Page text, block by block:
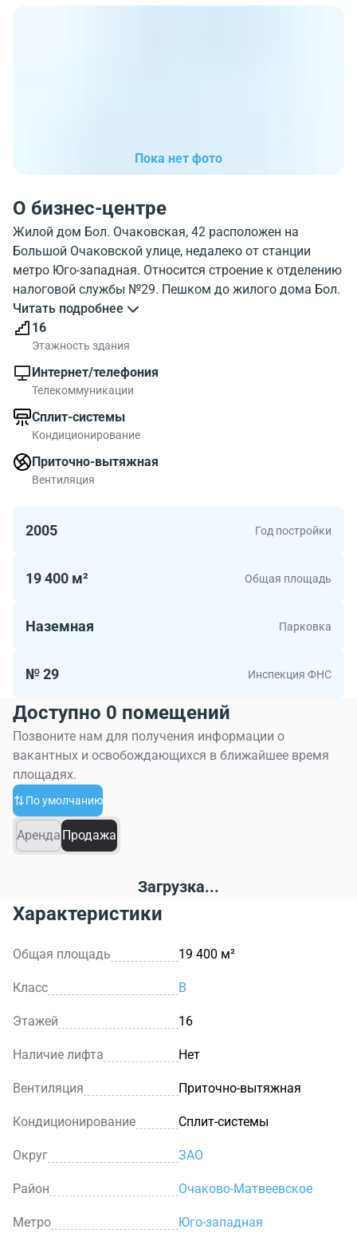
Пока нет фото
О бизнес-центре
Жилой дом Бол. Очаковская, 42 расположен на
Большой Очаковской улице, недалеко от станции
метро Юго-западная. Относится строение к отделению
налоговой службы №29. Пешком до жилого дома Бол.
Очаковская, 42 можно добраться приблизительно за
10 минут от метро. На фото, показано как выглядит
жилой дом Bol Ochakovskaja 42. С какими зданиями
расположен жилой дом Бол. Очаковская, 42 можно
посмотреть на карте. Бол. Очаковская, 42 обладает
жилой дом на карте, и учреждения района рядом.
Общая площадь 19400 м2. Свободные площади в
бизнес-центре - хороший вариант для крупной
компании.
Читать подробнее
16
Этажность здания
Интернет/телефония
Телекоммуникации
Сплит-системы
Кондиционирование
Приточно-вытяжная
Вентиляция
2005 Год постройки
19 400 м² Общая площадь
Наземная Парковка
№ 29 Инспекция ФНС
Доступно 0 помещений
Позвоните нам для получения информации о
вакантных и освобождающихся в ближайшее время
площадях.
По умолчанию
Аренда Продажа
Загрузка...
Характеристики
Общая площадь 19 400 м²
Класс B
Этажей 16
Наличие лифта Нет
Вентиляция Приточно-вытяжная
Кондиционирование Сплит-системы
Округ ЗАО
Район Очаково-Матвеевское
Метро Юго-западная